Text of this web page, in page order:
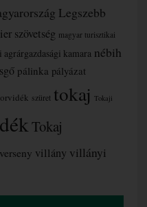
Legszebb
szövetség magyar turisztikai
agrárgazdasági kamara nébih
pálinka pályázat
szüret tokaj Tokaji
Tokaj
verseny villány villányi